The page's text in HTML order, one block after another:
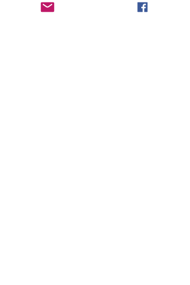
info@amormini.ca